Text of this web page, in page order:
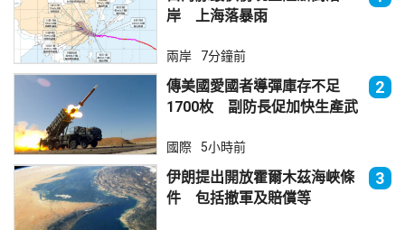
岸 上海落暴雨
兩岸 7分鐘前
傳美國愛國者導彈庫存不足
1700枚 副防長促加快生產武
2
國際 5小時前
伊朗提出開放霍爾木茲海峽條
件 包括撤軍及賠償等
3